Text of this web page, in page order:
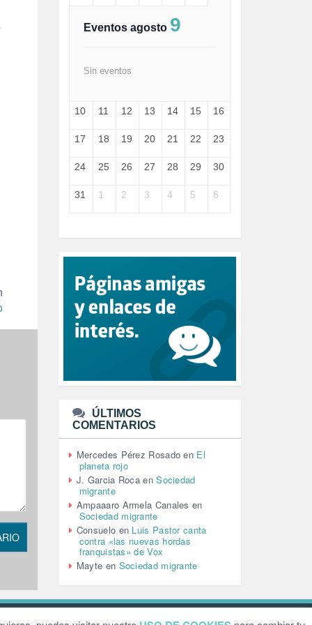
FELICIDAD (1)
FRANCISCO (5)
HUGO ZÁRATE (30)
I A (2)
INDEPENDENCIA (15)
INTELIGENCIA ARTIFICIAL (1)
JANE GOODDALL (1)
JAZZ (1)
JÓVENES (28)
JUSTICIA (13)
LEÓN XIV (5)
LGTBI (1)
MEMORIA HISTÓRICA (232)
MONARQUÍA (26)
NATURALEZA (1)
PALESTINA (8)
PARTICIPACIÓN CIUDADANA (393)
PAZ (2)
PENSIONES (12)
PEPE MUJICA (2)
PESCADORES (1)
POBREZA (2)
POLÍTICA INTERNACIONAL (367)
POLÍTICA VALENCIA (358)
Eventos agosto 9
Sin eventos
10 11 12 13 14 15 16
17 18 19 20 21 22 23
24 25 26 27 28 29 30
31 1 2 3 4 5 6
ÚLTIMOS
COMENTARIOS
Mercedes Pérez Rosado en El
planeta rojo
J. Garcia Roca enSociedad
migrante
Ampaaaro Armela Canales en
Sociedad migrante
Consuelo en Luis Pastor canta
contra «las nuevas hordas
franquistas» de Vox
Mayte en Sociedad migrante